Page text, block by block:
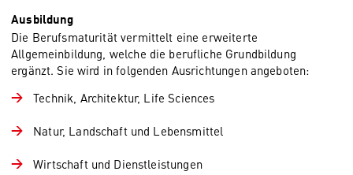
Ausbildung
Die Berufsmaturität vermittelt eine erweiterte
Allgemeinbildung, welche die berufliche Grundbildung
ergänzt. Sie wird in folgenden Ausrichtungen angeboten:
Technik, Architektur, Life Sciences
Natur, Landschaft und Lebensmittel
Wirtschaft und Dienstleistungen